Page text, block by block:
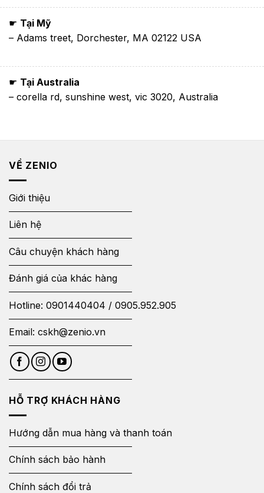
☛ Tại Mỹ
– Adams treet, Dorchester, MA 02122 USA
☛ Tại Australia
– corella rd, sunshine west, vic 3020, Australia
VỀ ZENIO
Giới thiệu
Liên hệ
Câu chuyện khách hàng
Đánh giá của khác hàng
Hotline: 0901440404 / 0905.952.905
Email: cskh@zenio.vn
HỖ TRỢ KHÁCH HÀNG
Hướng dẫn mua hàng và thanh toán
Chính sách bảo hành
Chính sách đổi trả